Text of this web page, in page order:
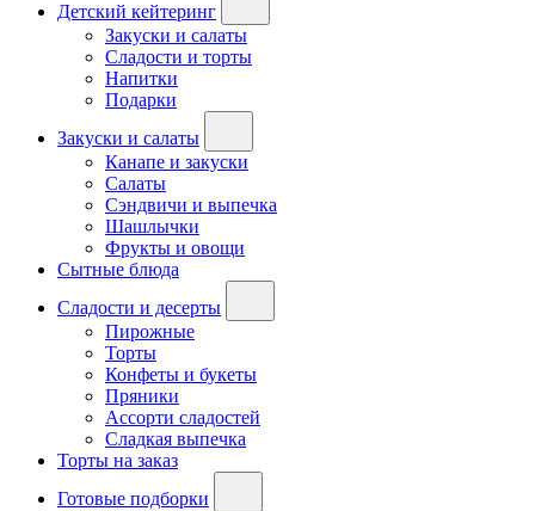
Детский кейтеринг
Закуски и салаты
Сладости и торты
Напитки
Подарки
Закуски и салаты
Канапе и закуски
Салаты
Сэндвичи и выпечка
Шашлычки
Фрукты и овощи
Сытные блюда
Сладости и десерты
Пирожные
Торты
Конфеты и букеты
Пряники
Ассорти сладостей
Сладкая выпечка
Торты на заказ
Готовые подборки